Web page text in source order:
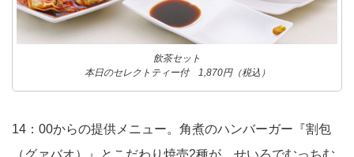
飲茶セット
本日のセレクトティー付 1,870円（税込）
14：00からの提供メニュー。角煮のハンバーガー『割包